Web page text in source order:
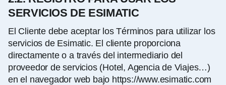
SERVICIOS DE ESIMATIC
El Cliente debe aceptar los Términos para utilizar los
servicios de Esimatic. El cliente proporciona
directamente o a través del intermediario del
proveedor de servicios (Hotel, Agencia de Viajes…)
en el navegador web bajo https://www.esimatic.com